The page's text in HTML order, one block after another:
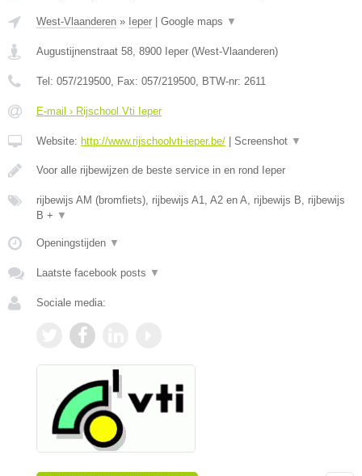
West-Vlaanderen » Ieper Google maps ▼
Augustijnenstraat 58, 8900 Ieper (West-Vlaanderen)
Tel: 057/219500, Fax: 057/219500, BTW-nr: 2611
E-mail › Rijschool Vti Ieper
Website: http://www.rijschoolvti-ieper.be/ Screenshot ▼
Voor alle rijbewijzen de beste service in en rond Ieper
rijbewijs AM (bromfiets), rijbewijs A1, A2 en A, rijbewijs B, rijbewijs
B + ▼
Openingstijden ▼
Laatste facebook posts ▼
Sociale media: